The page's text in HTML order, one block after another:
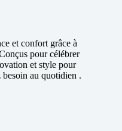
et confort grâce à
pour célébrer
et style pour
au quotidien .